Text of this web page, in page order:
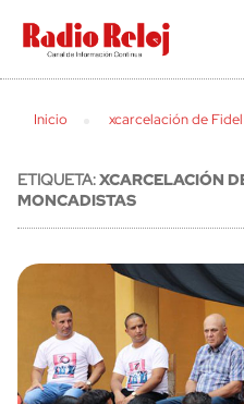
cerrar
Inicio xcarcelación de
ETIQUETA:XCARCELACIÓN
MONCADISTAS